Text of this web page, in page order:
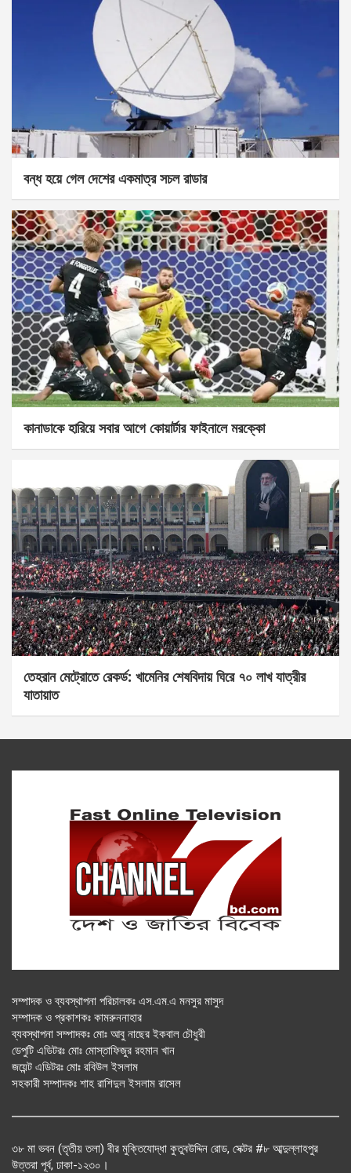
বন্ধ হয়ে গেল দেশের একমাত্র সচল রাডার
কানাডাকে হারিয়ে সবার আগে কোয়ার্টার ফাইনালে মরক্কো
তেহরান মেট্রোতে রেকর্ড: খামেনির শেষবিদায় ঘিরে ৭০ লাখ যাত্রীর
যাতায়াত
সম্পাদক ও ব্যবস্থাপনা পরিচালকঃ এস.এম.এ মনসুর মাসুদ
সম্পাদক ও প্রকাশকঃ কামরুননাহার
ব্যবস্থাপনা সম্পাদকঃ মোঃ আবু নাছের ইকবাল চৌধুরী
ডেপুটি এডিটরঃ মোঃ মোস্তাফিজুর রহমান খান
জয়েন্ট এডিটরঃ মোঃ রবিউল ইসলাম
সহকারী সম্পাদকঃ শাহ রাশিদুল ইসলাম রাসেল
৩৮ মা ভবন (তৃতীয় তলা) বীর মুক্তিযোদ্ধা কুতুবউদ্দিন রোড, সেক্টর #৮ আব্দুল্লাহপুর
উত্তরা পূর্ব, ঢাকা-১২৩০।